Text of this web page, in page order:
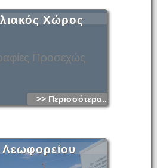
Προσεχώς
Χώρος
>> Περισσότερα...
Λεωφορείου